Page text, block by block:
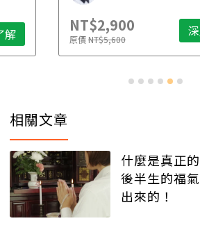
解 NT$2,900
原價NT$5,600
相關文章
什麼是真正
後半生的福
出來的！